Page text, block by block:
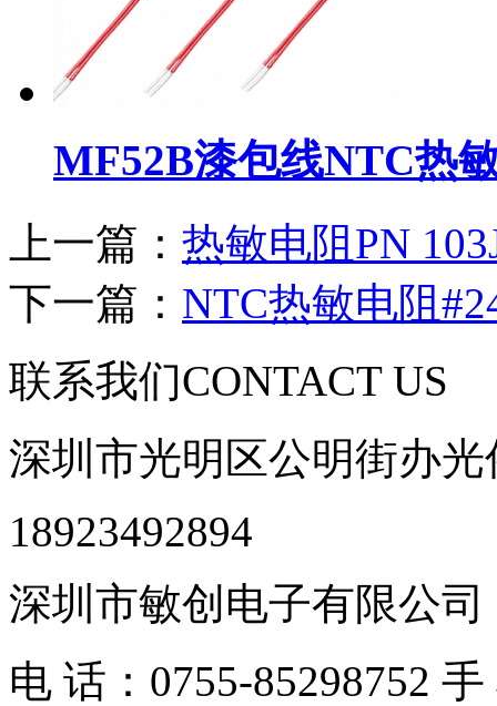
MF52B漆包线NTC热
上一篇： 热敏电阻PN
下一篇： NTC热敏电阻
联系我们CONTACT US
深圳市光明区公明街办
18923492894
深圳市敏创电子有限公司
电 话：0755-85298752